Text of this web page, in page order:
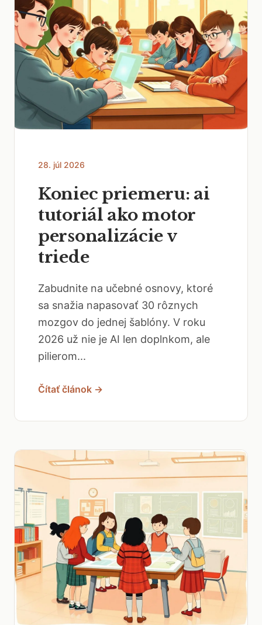
28. júl 2026
Koniec priemeru: ai
tutoriál ako motor
personalizácie v
triede
Zabudnite na učebné osnovy, ktoré
sa snažia napasovať 30 rôznych
mozgov do jednej šablóny. V roku
2026 už nie je AI len doplnkom, ale
pilierom...
Čítať článok →